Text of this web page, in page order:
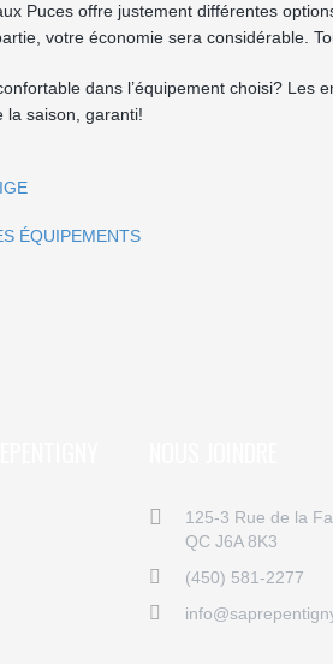
Puces offre justement différentes
votre économie sera considérable.
dans l’équipement choisi?
la saison, garanti!
ÉQUIPEMENTS
125-3 Rue de la
QC J6A 8K3
(450) 581-2277